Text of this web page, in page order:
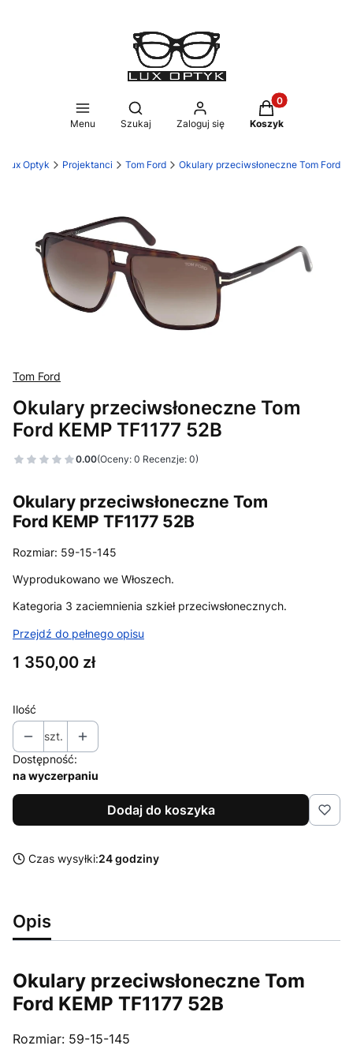
Menu
Otwórz wyszukiwarkę
Szukaj Zaloguj się
Produkty w
Koszyk
Lux Optyk Projektanci Tom Ford Okulary przeciwsłoneczne Tom Ford
Tom Ford
Okulary przeciwsłoneczne Tom
Ford KEMP TF1177 52B
0.00(Oceny: 0 Recenzje: 0)
Okulary przeciwsłoneczne Tom
Ford KEMP TF1177 52B
Rozmiar: 59-15-145
Wyprodukowano we Włoszech.
Kategoria 3 zaciemnienia szkieł przeciwsłonecznych.
Przejdź do pełnego opisu
Cena
1 350,00 zł
Ilość
szt.
Dostępność:
na wyczerpaniu
Dodaj do koszyka
Czas wysyłki:24 godziny
Opis
Okulary przeciwsłoneczne Tom
Ford KEMP TF1177 52B
Rozmiar: 59-15-145